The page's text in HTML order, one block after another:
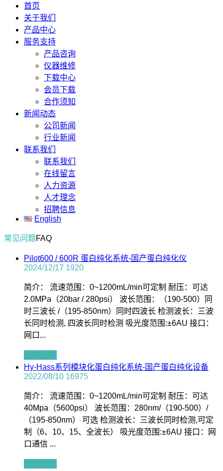
首页
关于我们
产品中心
服务支持
产品咨询
仪器维修
下载中心
会员下载
合作须知
新闻动态
公司新闻
行业新闻
联系我们
联系我们
在线留言
人力资源
人才理念
招聘信息
English
常见问题FAQ
Pilot600 / 600R 蛋白纯化系统-国产蛋白纯化仪
2024/12/17 1920
简介： 流速范围：0~1200mL/min可定制 耐压：可达
2.0MPa（20bar / 280psi） 波长范围：（190-500）同
时三波长 /（195-850nm）同时四波长 检测波长：三波
长同时检测, 四波长同时检测 吸光度范围:±6AU 接口：
网口...
Hy-Hass系列模块化蛋白纯化系统-国产蛋白纯化设备
2022/08/10 16975
简介： 流速范围：0~1200mL/min可定制 耐压：可达
40Mpa（5600psi） 波长范围：280nm/（190-500）/
（195-850nm） 可选 检测波长：三波长同时检测,可定
制（6、10、15、全波长） 吸光度范围:±6AU 接口：网
口通信 ...